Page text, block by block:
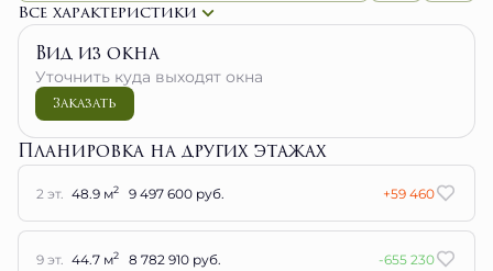
Все характеристики
Вид из окна
Уточнить куда выходят окна
Заказать
Планировка на других этажах
2 эт. 48.9 м2 9 497 600 руб. +59 460
9 эт. 44.7 м2 8 782 910 руб. -655 230